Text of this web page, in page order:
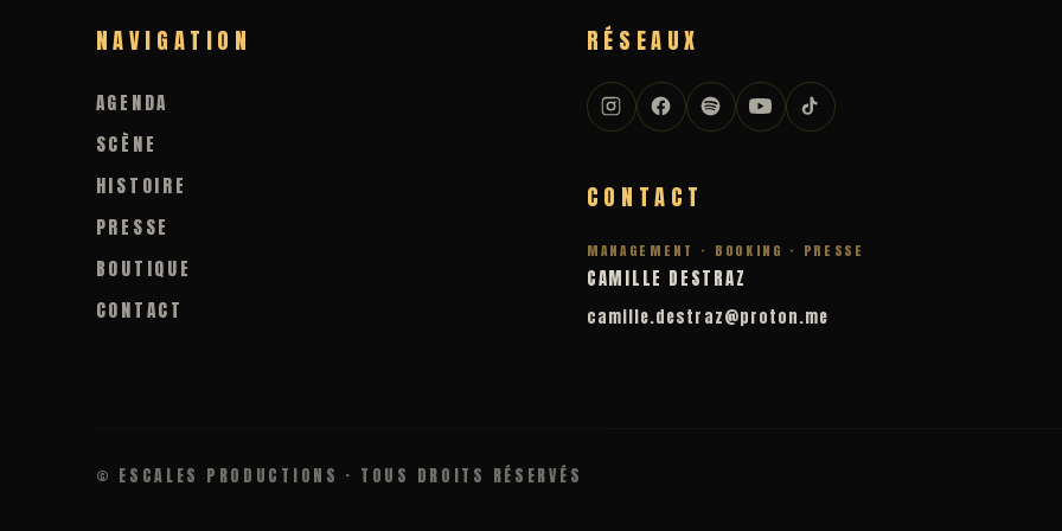
NAVIGATION
AGENDA
SCÈNE
HISTOIRE
PRESSE
BOUTIQUE
CONTACT
RÉSEAUX
CONTACT
MANAGEMENT · BOOKING · PRESSE
CAMILLE DESTRAZ
camille.destraz@proton.me
© ESCALES PRODUCTIONS · TOUS DROITS RÉSERVÉS